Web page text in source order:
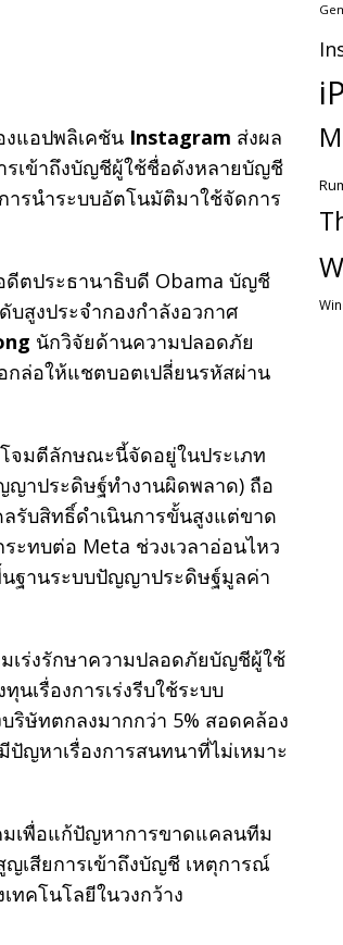
แอปพลิเคชัน Instagram ส่งผล
เข้าถึงบัญชีผู้ใช้ชื่อดังหลายบัญชี
ารนำระบบอัตโนมัติมาใช้จัดการ
ดีตประธานาธิบดี Obama บัญชี
สูงประจำกองกำลังอวกาศ
นักวิจัยด้านความปลอดภัย
กล่อให้แชตบอตเปลี่ยนรหัสผ่าน
จมตีลักษณะนี้จัดอยู่ในประเภท
ญาประดิษฐ์ทำงานผิดพลาด) ถือ
ลรับสิทธิ์ดำเนินการขั้นสูงแต่ขาด
ะทบต่อ Meta ช่วงเวลาอ่อนไหว
ฐานระบบปัญญาประดิษฐ์มูลค่า
เร่งรักษาความปลอดภัยบัญชีผู้ใช้
เรื่องการเร่งรีบใช้ระบบ
ษัทตกลงมากกว่า 5% สอดคล้อง
ญหาเรื่องการสนทนาที่ไม่เหมาะ
มเพื่อแก้ปัญหาการขาดแคลนทีม
เสียการเข้าถึงบัญชี เหตุการณ์
ทคโนโลยีในวงกว้าง